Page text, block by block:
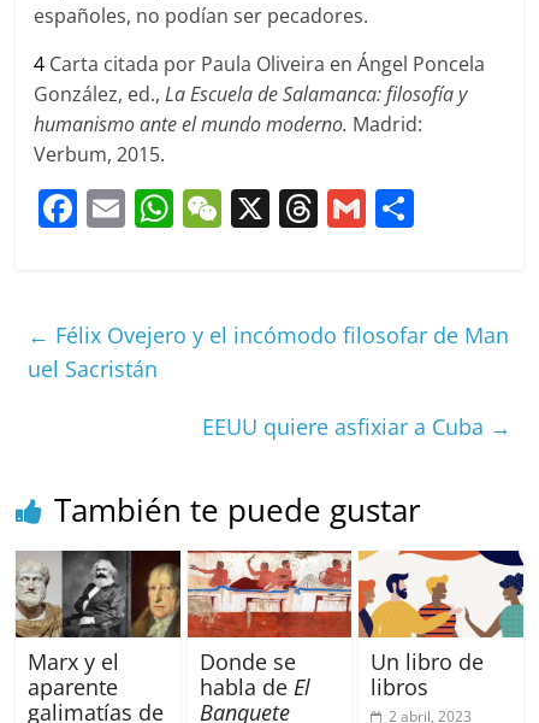
españoles, no podían ser pecadores.
4 Carta citada por Paula Oliveira en Ángel Poncela
González, ed.,La Escuela de Salamanca: filosofía y
humanismo ante el mundo moderno. Madrid:
Verbum, 2015.
F
e
b
E
l
W
s
A
W
h
X T
a
G
l p
← Félix Ovejero y el incómodo filosofar de Man
uel Sacristán
EEUU quiere asfixiar a Cuba →
También te puede gustar
Marx y el
aparente
galimatías de
Donde se
habla de El
Banquete
Un libro de
libros
2 abril, 2023